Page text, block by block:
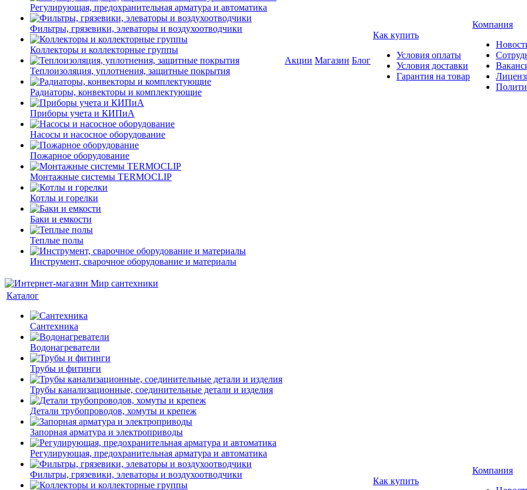
Регулирующая, предохранительная арматура и автоматика
Фильтры, грязевики, элеваторы и воздухоотводчики
Коллекторы и коллекторные группы
Теплоизоляция, уплотнения, защитные покрытия
Радиаторы, конвекторы и комплектующие
Приборы учета и КИПиА
Насосы и насосное оборудование
Пожарное оборудование
Монтажные системы TERMOCLIP
Котлы и горелки
Баки и емкости
Теплые полы
Инструмент, сварочное оборудование и материалы
Акции Магазин Блог
Как купить
Условия оплаты
Условия доставки
Гарантия на товар
Компания
Каталог
Сантехника
Водонагреватели
Трубы и фитинги
Трубы канализационные, соединительные детали и изделия
Детали трубопроводов, хомуты и крепеж
Запорная арматура и электроприводы
Регулирующая, предохранительная арматура и автоматика
Фильтры, грязевики, элеваторы и воздухоотводчики
Как купить
Компания